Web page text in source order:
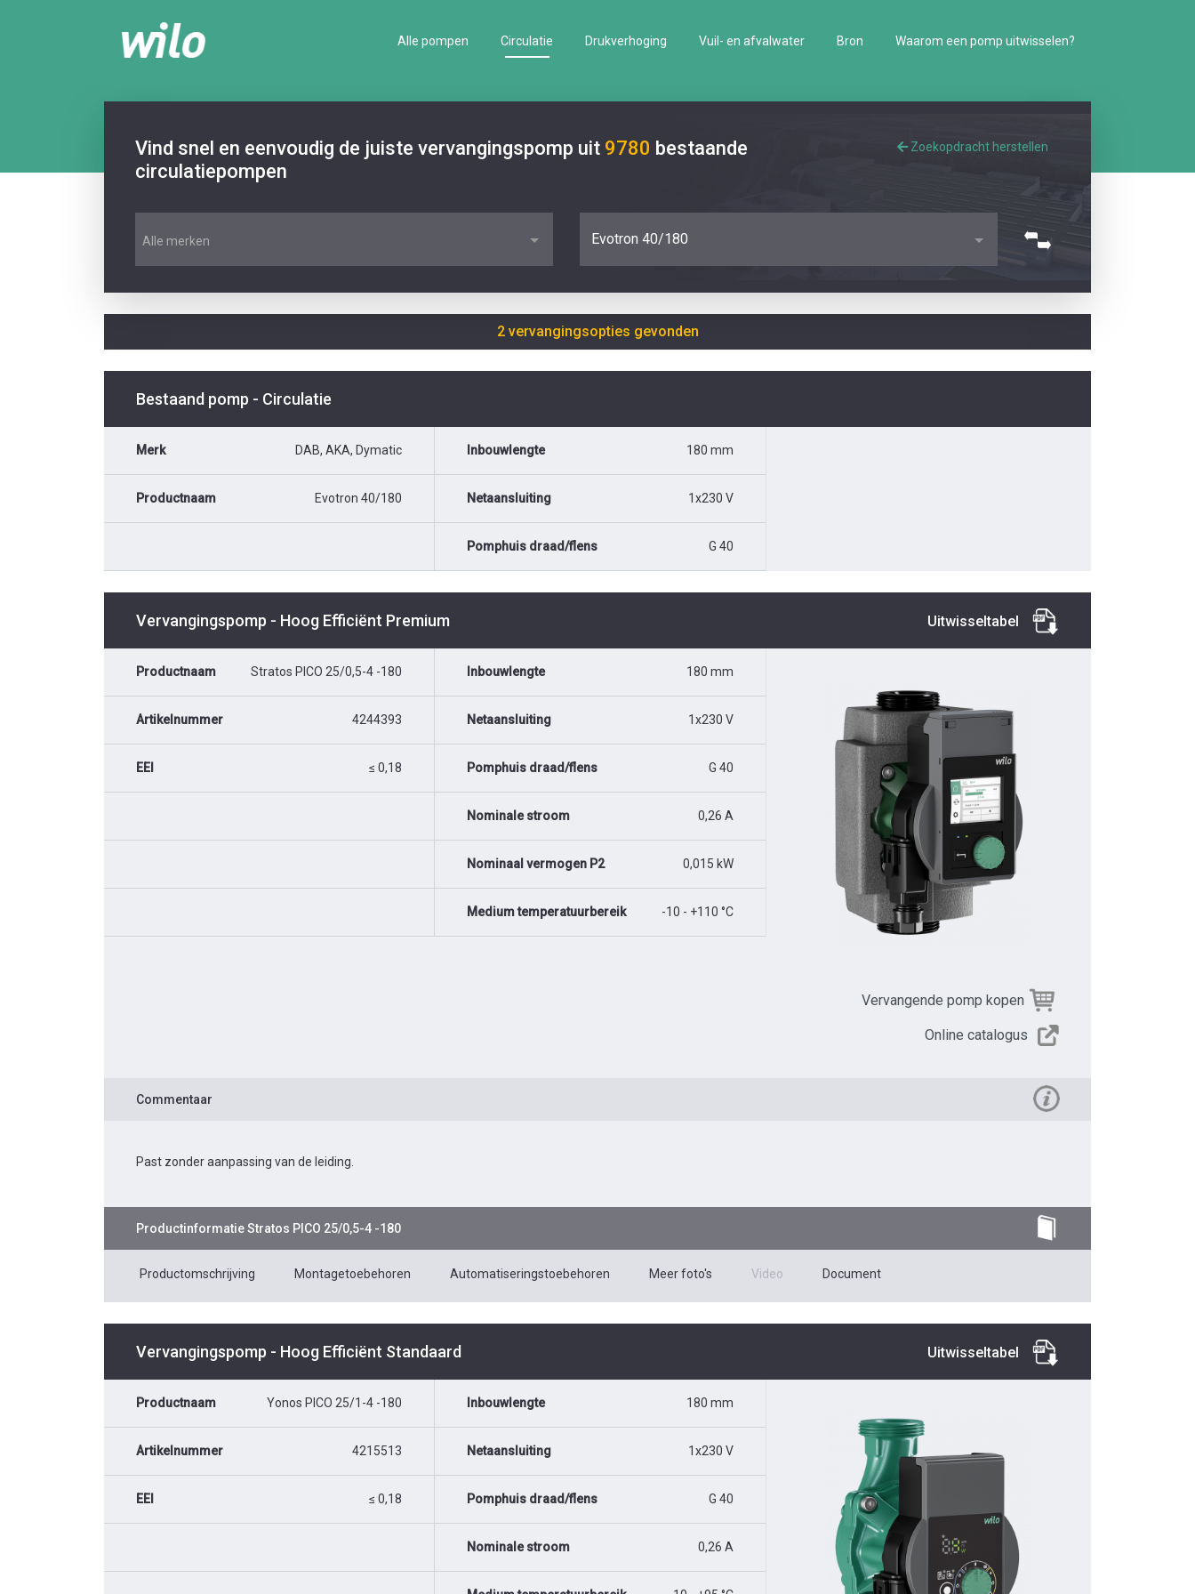
Alle pompen Circulatie Drukverhoging Vuil- en afvalwater Bron Waarom een pomp uitwisselen?
Vind snel en eenvoudig de juiste vervangingspomp uit 9780 bestaande
circulatiepompen
Zoekopdracht herstellen
Alle merken Evotron 40/180
2 vervangingsopties gevonden
Bestaand pomp - Circulatie
Merk DAB, AKA, Dymatic
Productnaam Evotron 40/180
Inbouwlengte 180 mm
Netaansluiting 1x230 V
Pomphuis draad/flens G 40
Vervangingspomp - Hoog Efficiënt Premium Uitwisseltabel
Productnaam Stratos PICO 25/0,5-4 -180
Artikelnummer 4244393
EEI ≤ 0,18
Inbouwlengte 180 mm
Netaansluiting 1x230 V
Pomphuis draad/flens G 40
Nominale stroom 0,26 A
Nominaal vermogen P2 0,015 kW
Medium temperatuurbereik -10 - +110 °C
Vervangende pomp kopen
Online catalogus
Commentaar
Past zonder aanpassing van de leiding.
ProductinformatieStratos PICO 25/0,5-4 -180
Productomschrijving Montagetoebehoren Automatiseringstoebehoren Meer foto's Video Document
Vervangingspomp - Hoog Efficiënt Standaard Uitwisseltabel
Productnaam Yonos PICO 25/1-4 -180
Artikelnummer 4215513
EEI ≤ 0,18
Inbouwlengte 180 mm
Netaansluiting 1x230 V
Pomphuis draad/flens G 40
Nominale stroom 0,26 A